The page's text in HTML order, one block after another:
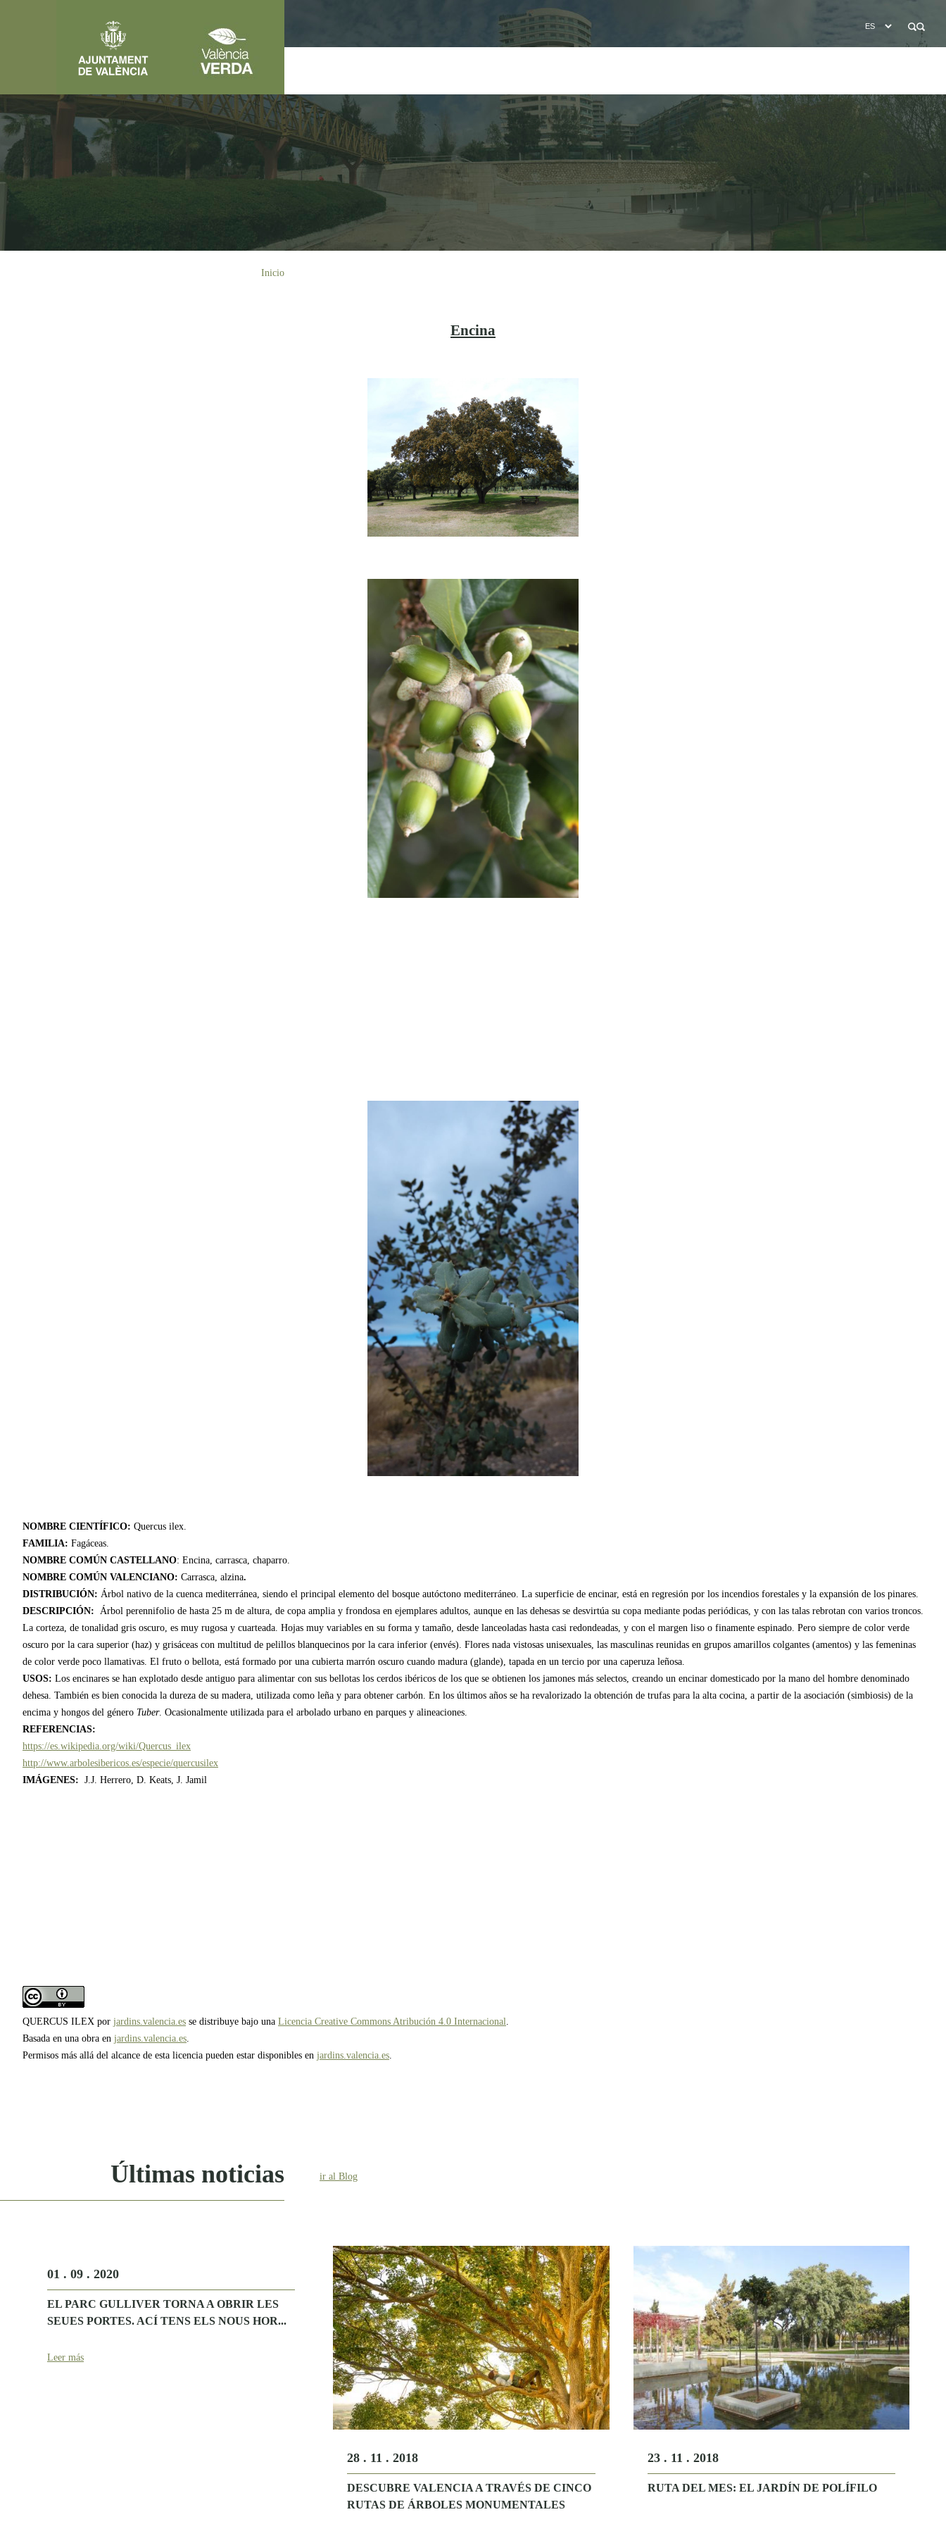
FORMULARIO DE BÚSQUEDA
Inicio
Encina
NOMBRE CIENTÍFICO: Quercus ilex.
FAMILIA: Fagáceas.
NOMBRE COMÚN CASTELLANO: Encina, carrasca, chaparro.
NOMBRE COMÚN VALENCIANO: Carrasca, alzina.
DISTRIBUCIÓN: Árbol nativo de la cuenca mediterránea, siendo el principal elemento del bosque autóctono mediterráneo. La superficie de encinar, está en regresión por los incendios forestales y la expansión de los pinares.
DESCRIPCIÓN: Árbol perennifolio de hasta 25 m de altura, de copa amplia y frondosa en ejemplares adultos, aunque en las dehesas se desvirtúa su copa mediante podas periódicas, y con las talas rebrotan con varios troncos.
La corteza, de tonalidad gris oscuro, es muy rugosa y cuarteada. Hojas muy variables en su forma y tamaño, desde lanceoladas hasta casi redondeadas, y con el margen liso o finamente espinado. Pero siempre de color verde
oscuro por la cara superior (haz) y grisáceas con multitud de pelillos blanquecinos por la cara inferior (envés). Flores nada vistosas unisexuales, las masculinas reunidas en grupos amarillos colgantes (amentos) y las femeninas
de color verde poco llamativas. El fruto o bellota, está formado por una cubierta marrón oscuro cuando madura (glande), tapada en un tercio por una caperuza leñosa.
USOS: Los encinares se han explotado desde antiguo para alimentar con sus bellotas los cerdos ibéricos de los que se obtienen los jamones más selectos, creando un encinar domesticado por la mano del hombre denominado
dehesa. También es bien conocida la dureza de su madera, utilizada como leña y para obtener carbón. En los últimos años se ha revalorizado la obtención de trufas para la alta cocina, a partir de la asociación (simbiosis) de la
encima y hongos del género Tuber. Ocasionalmente utilizada para el arbolado urbano en parques y alineaciones.
REFERENCIAS:
https://es.wikipedia.org/wiki/Quercus_ilex
http://www.arbolesibericos.es/especie/quercusilex
IMÁGENES: J.J. Herrero, D. Keats, J. Jamil
QUERCUS ILEX por jardins.valencia.es se distribuye bajo una Licencia Creative Commons Atribución 4.0 Internacional
Basada en una obra en jardins.valencia.es
Permisos más allá del alcance de esta licencia pueden estar disponibles en jardins.valencia.es
Últimas noticias ir al Blog
01 . 09 . 2020
EL PARC GULLIVER TORNA A OBRIR LES
SEUES PORTES. ACÍ TENS ELS NOUS HOR...
Leer más
28 . 11 . 2018
DESCUBRE VALENCIA A TRAVÉS DE CINCO
RUTAS DE ÁRBOLES MONUMENTALES
23 . 11 . 2018
RUTA DEL MES: EL JARDÍN DE POLÍFILO